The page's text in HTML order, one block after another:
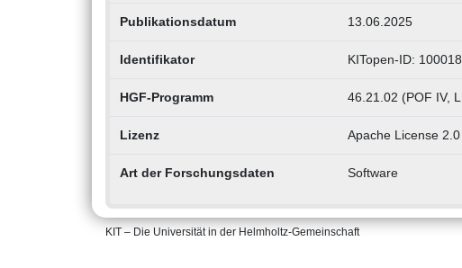
Publikationsdatum 13.06.2025
Identifikator KITopen-ID:
HGF-Programm 46.21.02 (POF IV,
Lizenz Apache License 2.0
Art der Forschungsdaten Software
KIT – Die Universität in der Helmholtz-Gemeinschaft